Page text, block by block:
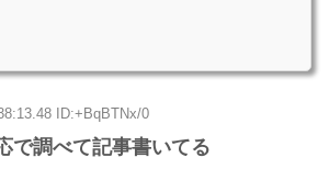
ID:+BqBTNx/0
で調べて記事書いてる